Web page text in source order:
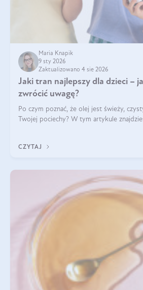
Maria Knapik
9 sty 2026
Zaktualizowano 4 sie 2026
Jaki tran najlepszy dla dzieci –
zwrócić uwagę?
Po czym poznać, że olej jest świeży,
Twojej pociechy? W tym artykule
CZYTAJ